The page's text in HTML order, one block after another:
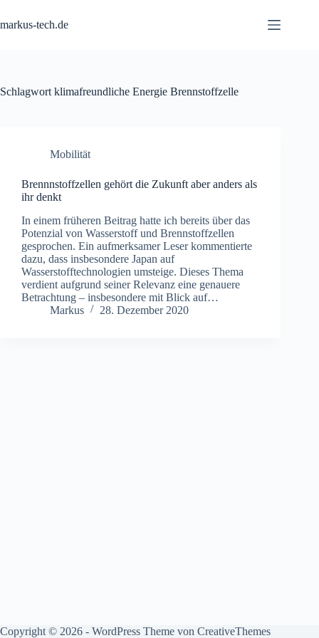
Inhalt
springen
markus-tech.de
Schlagwort klimafreundliche Energie Brennstoffzelle
Mobilität
Brennnstoffzellen gehört die Zukunft aber anders als
ihr denkt
In einem früheren Beitrag hatte ich bereits über das
Potenzial von Wasserstoff und Brennstoffzellen
gesprochen. Ein aufmerksamer Leser kommentierte
dazu, dass insbesondere Japan auf
Wasserstofftechnologien umsteige. Dieses Thema
verdient aufgrund seiner Relevanz eine genauere
Betrachtung – insbesondere mit Blick auf…
Markus
28. Dezember 2020
Copyright © 2026 - WordPress Theme von CreativeThemes